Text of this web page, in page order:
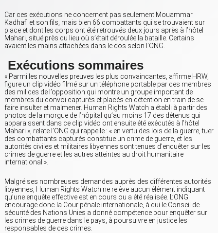
Car ces exécutions ne concernent pas seulement Mouammar
Kadhafi et son fils, mais bien 66 combattants qui se trouvaient sur
place et dont les corps ont été retrouvés deux jours après à l’hôtel
Mahari, situé près du lieu où s’était déroulée la bataille. Certains
avaient les mains attachées dans le dos selon l’ONG.
Exécutions sommaires
« Parmi les nouvelles preuves les plus convaincantes, affirme HRW,
figure un clip vidéo filmé sur un téléphone portable par des membres
des milices de l’opposition qui montre un groupe important de
membres du convoi capturés et placés en détention en train de se
faire insulter et malmener. Human Rights Watch a établi à partir des
photos de la morgue de l’hôpital qu’au moins 17 des détenus qui
apparaissent dans ce clip vidéo ont ensuite été exécutés à l’hôtel
Mahari », relate l’ONG qui rappelle : « en vertu des lois de la guerre, tuer
des combattants capturés constitue un crime de guerre, et les
autorités civiles et militaires libyennes sont tenues d’enquêter sur les
crimes de guerre et les autres atteintes au droit humanitaire
international ».
Malgré ses nombreuses demandes auprès des différentes autorités
libyennes, Human Rights Watch ne relève aucun élément indiquant
qu’une enquête effective est en cours ou a été réalisée. L’ONG
encourage donc la Cour pénale internationale, à qui le Conseil de
sécurité des Nations Unies a donné compétence pour enquêter sur
les crimes de guerre dans le pays, à poursuivre en justice les
responsables de ces crimes.